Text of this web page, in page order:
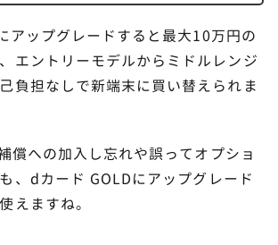
アップグレードすると最大10万円の
エントリーモデルからミドルレンジ
負担なしで新端末に買い替えられま
償への加入し忘れや誤ってオプショ
、dカード GOLDにアップグレード
えますね。